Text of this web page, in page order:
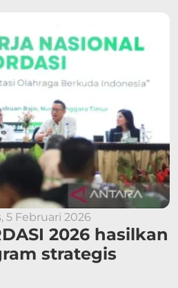
5 Februari 2026
2026 hasilkan
strategis